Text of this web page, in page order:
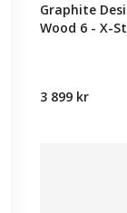
Graphite
Wood 6 - X-
3 899 kr